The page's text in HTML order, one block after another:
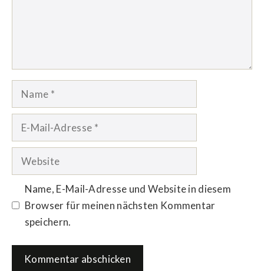
Name
Website
Name, E-Mail-Adresse und Website in diesem
Browser für meinen nächsten Kommentar
speichern.